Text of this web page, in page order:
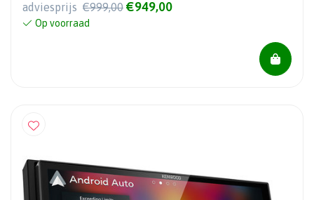
adviesprijs €999,00 €949,00
Op voorraad